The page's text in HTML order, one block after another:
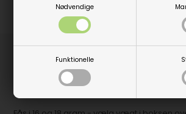
Nødvendige
Funktionelle
Produktbeskrivelse
Softtip messingpile til elektronisk dart. God
plastik shaft og aerodynamiske flights.